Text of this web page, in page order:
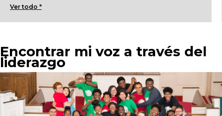
Ver todo "
Encontrar mi voz a través del
liderazgo